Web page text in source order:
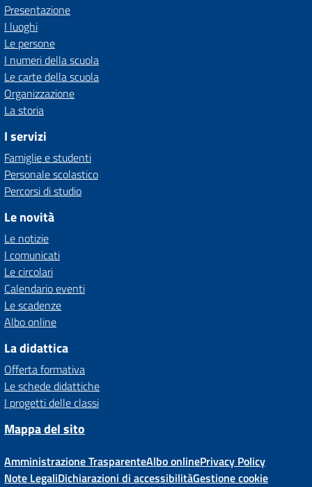
Presentazione
I luoghi
Le persone
I numeri della scuola
Le carte della scuola
Organizzazione
La storia
I servizi
Famiglie e studenti
Personale scolastico
Percorsi di studio
Le novità
Le notizie
I comunicati
Le circolari
Calendario eventi
Le scadenze
Albo online
La didattica
Offerta formativa
Le schede didattiche
I progetti delle classi
Mappa del sito
Amministrazione TrasparenteAlbo onlinePrivacy Policy
Note LegaliDichiarazioni di accessibilitàGestione cookie